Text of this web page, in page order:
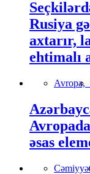
Rusiya
axtarır,
ehtimalı
Avropa,
əsas